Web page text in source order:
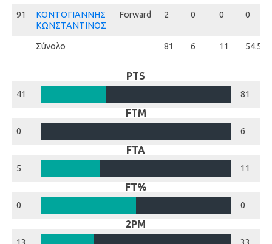
91
91
ΚΟΝΤΟΓΙΑΝΝΗΣ
ΚΩΝΣΤΑΝΤΙΝΟΣ
Forward 2 0 0 0
Σύνολο 81 6 11 54.5
PTS
41 81
FTM
0 6
FTA
5 11
FT%
0 0
2PM